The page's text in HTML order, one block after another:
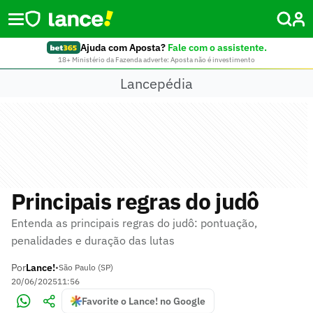
Ajuda com Aposta? Fale com o assistente.
18+ Ministério da Fazenda adverte: Aposta não é investimento
Lancepédia
Principais regras do judô
Entenda as principais regras do judô: pontuação,
penalidades e duração das lutas
PorLance!•São Paulo (SP)
20/06/202511:56
Favorite o Lance! no Google